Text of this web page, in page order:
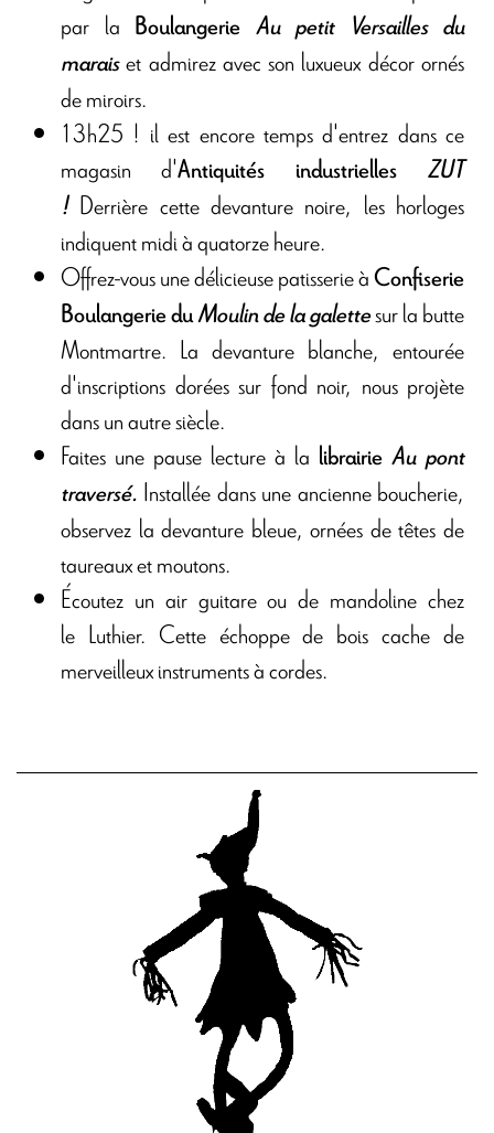
par la Boulangerie Au petit Versailles du
maraiset admirez avec son luxueux décor ornés
de miroirs.
13h25 ! il est encore temps d'entrez dans ce
magasin d'Antiquités industrielles ZUT
! Derrière cette devanture noire, les horloges
indiquent midi à quatorze heure.
Offrez-vous une délicieuse patisserie àConfiserie
Boulangerie duMoulin de la galettesur la butte
Montmartre. La devanture blanche, entourée
d'inscriptions dorées sur fond noir, nous projète
dans un autre siècle.
Faites une pause lecture à la librairie Au pont
traversé. Installée dans une ancienne boucherie,
observez la devanture bleue, ornées de têtes de
taureaux et moutons.
Écoutez un air guitare ou de mandoline chez
le Luthier. Cette échoppe de bois cache de
merveilleux instruments à cordes.